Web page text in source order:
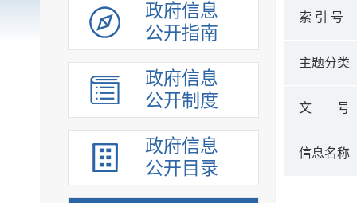
政府信息
公开指南
政府信息
公开制度
政府信息
公开目录
索 引 号
主题分类
文 号
信息名称